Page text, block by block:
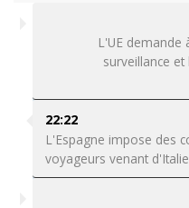
L'UE
surveillance
22:22
L'Espagne impose des
voyageurs venant